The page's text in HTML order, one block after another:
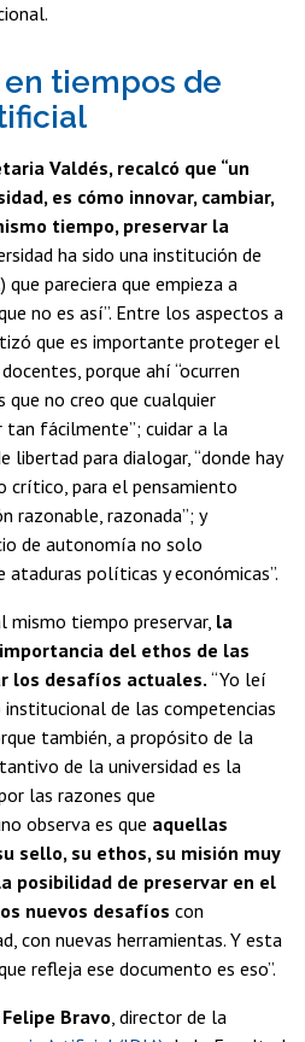
tiempos de
Valdés, recalcó que “un
es cómo innovar, cambiar,
tiempo, preservar la
ha sido una institución de
que pareciera que empieza a
no es así”. Entre los aspectos a
que es importante proteger el
porque ahí “ocurren
que no creo que cualquier
fácilmente”; cuidar a la
libertad para dialogar, “donde hay
crítico, para el pensamiento
razonable, razonada”; y
de autonomía no solo
ataduras políticas y económicas”.
mismo tiempo preservar, la
del ethos de las
los desafíos actuales. “Yo leí
de las competencias
también, a propósito de la
de la universidad es la
las razones que
observa es que aquellas
sello, su ethos, su misión muy
posibilidad de preservar en el
nuevos desafíos con
con nuevas herramientas. Y esta
refleja ese documento es eso”.
Bravo, director de la